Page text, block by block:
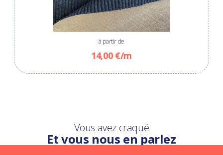
à partir de
14,00 €/m
Vous avez craqué
Et vous nous en parlez